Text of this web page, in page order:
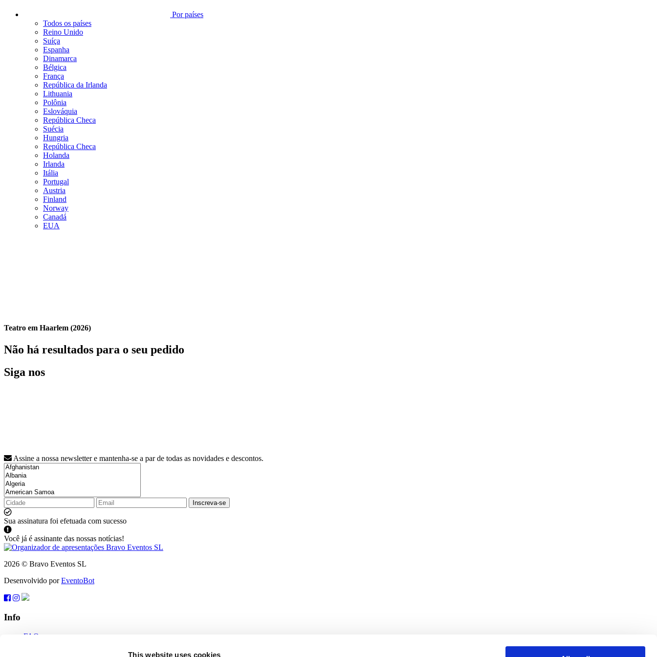
This website uses cookies
Por países
Todos os países
Reino Unido
Suíça
Espanha
Dinamarca
Bélgica
França
República da Irlanda
Lithuania
Polônia
Eslováquia
República Checa
Suécia
Hungria
República Checa
Holanda
Irlanda
Itália
Portugal
Austria
Finland
Norway
Canadá
EUA
Teatro em Haarlem (2026)
Não há resultados para o seu pedido
Siga nos
Assine a nossa newsletter e mantenha-se a par de todas as novidades e descontos.
Inscreva-se
Sua assinatura foi efetuada com sucesso
Você já é assinante das nossas notícias!
2026 © Bravo Eventos SL
Desenvolvido porEventoBot
Info
FAQ